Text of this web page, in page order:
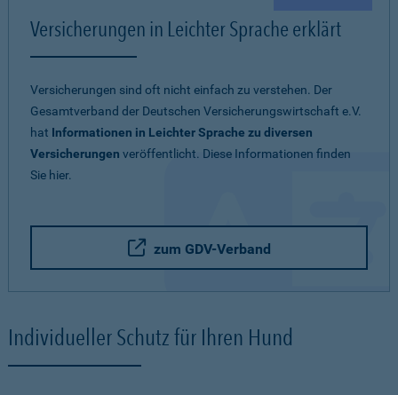
Versicherungen in Leichter Sprache erklärt
Versicherungen sind oft nicht einfach zu verstehen. Der
Gesamtverband der Deutschen Versicherungswirtschaft e.V.
hat Informationen in Leichter Sprache zu diversen
Versicherungen veröffentlicht. Diese Informationen finden
Sie hier.
zum GDV-Verband
Individueller Schutz für Ihren Hund